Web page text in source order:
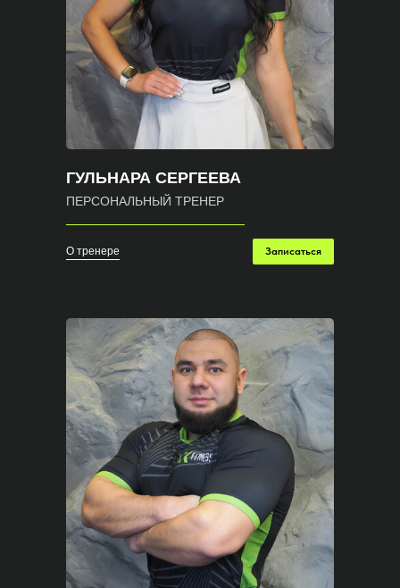
ГУЛЬНАРА СЕРГЕЕВА
ПЕРСОНАЛЬНЫЙ ТРЕНЕР
О тренере Записаться